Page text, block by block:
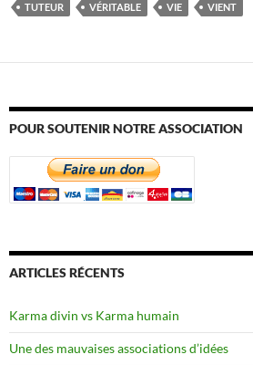
TUTEUR VÉRITABLE VIE VIENT
POUR SOUTENIR NOTRE ASSOCIATION
ARTICLES RÉCENTS
Karma divin vs Karma humain
Une des mauvaises associations d’idées